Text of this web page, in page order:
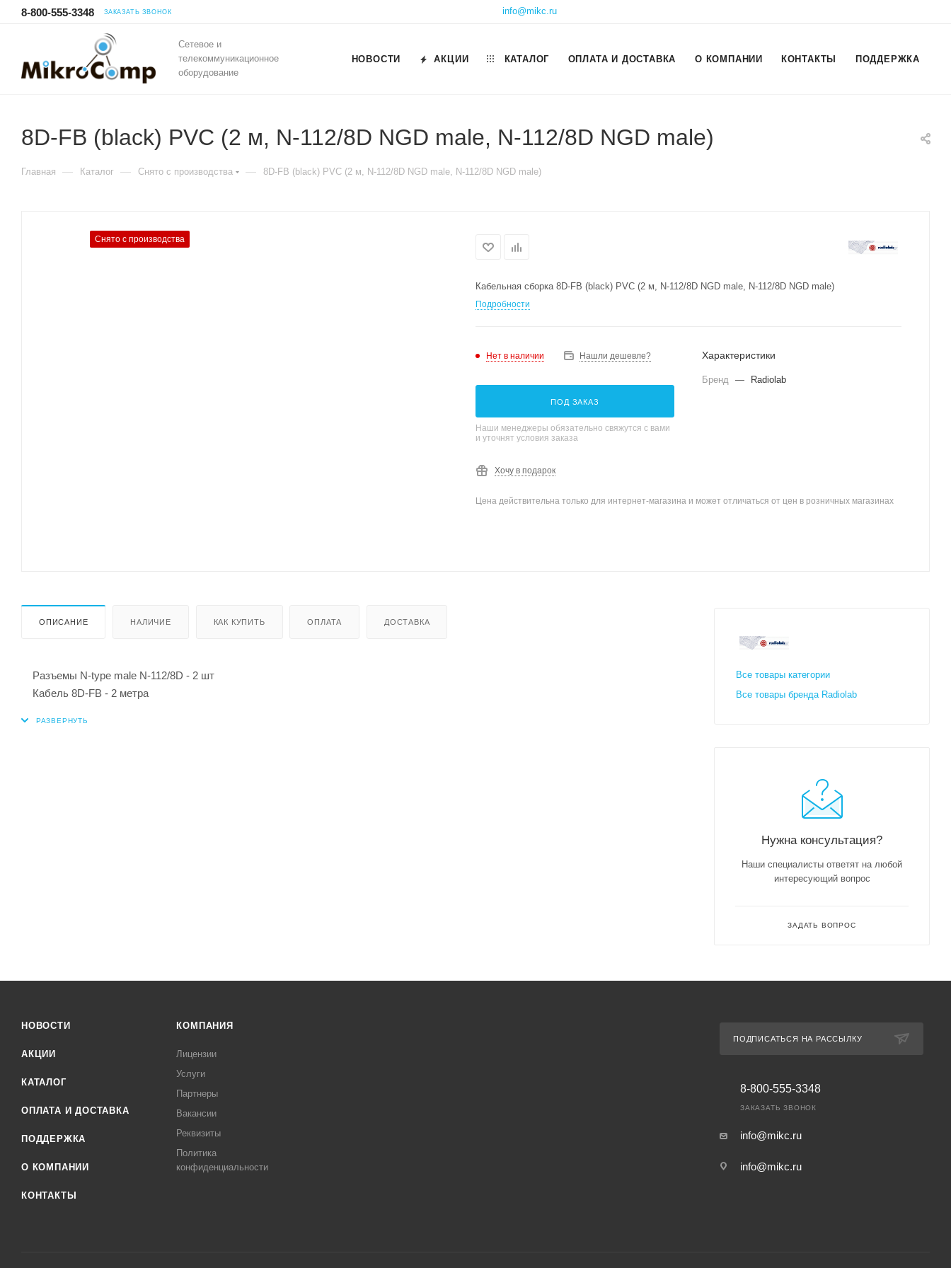
8-800-555-3348 ЗАКАЗАТЬ ЗВОНОК info@mikc.ru
Сетевое и
телекоммуникационное
оборудование
НОВОСТИ АКЦИИ КАТАЛОГ ОПЛАТА И ДОСТАВКА О КОМПАНИИ КОНТАКТЫ ПОДДЕРЖКА
8D-FB (black) PVC (2 м, N-112/8D NGD male, N-112/8D NGD male)
Главная — Каталог — Снято с производства — 8D-FB (black) PVC (2 м, N-112/8D NGD male, N-112/8D NGD male)
Снято с производства
Кабельная сборка 8D-FB (black) PVC (2 м, N-112/8D NGD male, N-112/8D NGD male)
Подробности
Нет в наличии Нашли дешевле?
ПОД ЗАКАЗ
Наши менеджеры обязательно свяжутся с вами
и уточнят условия заказа
Хочу в подарок
Характеристики
Бренд — Radiolab
Цена действительна только для интернет-магазина и может отличаться от цен в розничных магазинах
ОПИСАНИЕ НАЛИЧИЕ КАК КУПИТЬ ОПЛАТА ДОСТАВКА
Разъемы N-type male N-112/8D - 2 шт
Кабель 8D-FB - 2 метра
Все товары категории
Все товары бренда Radiolab
Нужна консультация?
Наши специалисты ответят на любой
интересующий вопрос
ЗАДАТЬ ВОПРОС
НОВОСТИ
АКЦИИ
КАТАЛОГ
ОПЛАТА И ДОСТАВКА
ПОДДЕРЖКА
О КОМПАНИИ
КОНТАКТЫ
КОМПАНИЯ
Лицензии
Услуги
Партнеры
Вакансии
Реквизиты
Политика
конфиденциальности
ПОДПИСАТЬСЯ НА РАССЫЛКУ
8-800-555-3348
ЗАКАЗАТЬ ЗВОНОК
info@mikc.ru
info@mikc.ru